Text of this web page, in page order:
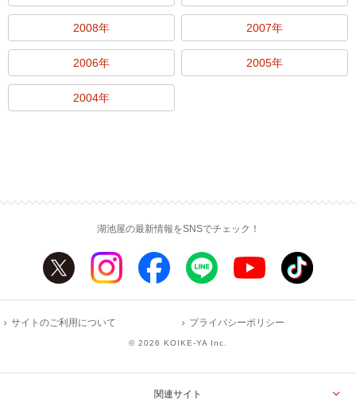
2008年 2007年
2006年 2005年
2004年
湖池屋の最新情報をSNSでチェック！
サイトのご利用について プライバシーポリシー
© 2026 KOIKE-YA Inc.
関連サイト